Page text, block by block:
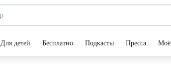
Для детей Бесплатно Подкасты Пресса Моё